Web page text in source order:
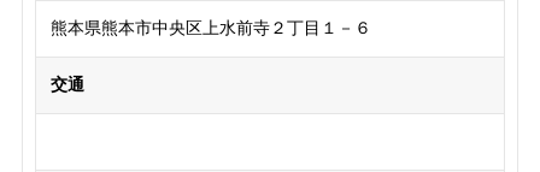
熊本県熊本市中央区上水前寺２丁目１－６
交通